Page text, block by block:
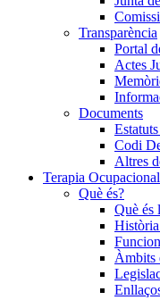
Transparència
Portal
Actes
Documents
Codi
Altres
Terapia Ocupacional
Què és?
Què és
Àmbits